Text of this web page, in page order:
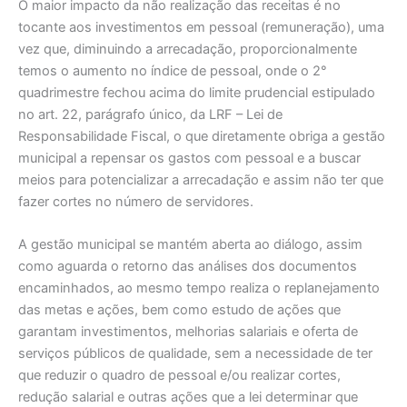
O maior impacto da não realização das receitas é no
tocante aos investimentos em pessoal (remuneração), uma
vez que, diminuindo a arrecadação, proporcionalmente
temos o aumento no índice de pessoal, onde o 2°
quadrimestre fechou acima do limite prudencial estipulado
no art. 22, parágrafo único, da LRF – Lei de
Responsabilidade Fiscal, o que diretamente obriga a gestão
municipal a repensar os gastos com pessoal e a buscar
meios para potencializar a arrecadação e assim não ter que
fazer cortes no número de servidores.
A gestão municipal se mantém aberta ao diálogo, assim
como aguarda o retorno das análises dos documentos
encaminhados, ao mesmo tempo realiza o replanejamento
das metas e ações, bem como estudo de ações que
garantam investimentos, melhorias salariais e oferta de
serviços públicos de qualidade, sem a necessidade de ter
que reduzir o quadro de pessoal e/ou realizar cortes,
redução salarial e outras ações que a lei determinar que